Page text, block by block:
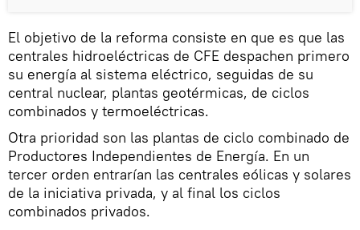
El objetivo de la reforma consiste en que es que las
centrales hidroeléctricas de CFE despachen primero
su energía al sistema eléctrico, seguidas de su
central nuclear, plantas geotérmicas, de ciclos
combinados y termoeléctricas.
Otra prioridad son las plantas de ciclo combinado de
Productores Independientes de Energía. En un
tercer orden entrarían las centrales eólicas y solares
de la iniciativa privada, y al final los ciclos
combinados privados.